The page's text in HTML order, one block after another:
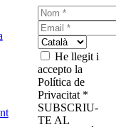
He llegit i
accepto la
Política de
Privacitat *
SUBSCRIU-
TE AL